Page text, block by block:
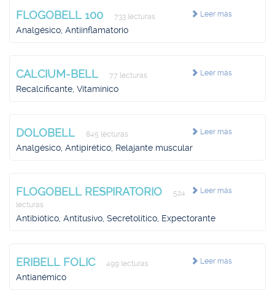
Leer más
FLOGOBELL 100 733 lecturas
Analgésico, Antiinflamatorio
Leer más
CALCIUM-BELL 77 lecturas
Recalcificante, Vitamínico
Leer más
DOLOBELL 845 lecturas
Analgésico, Antipirético, Relajante muscular
Leer más
FLOGOBELL RESPIRATORIO
524
lecturas
Antibiótico, Antitusivo, Secretolítico, Expectorante
Leer más
ERIBELL FOLIC 499 lecturas
Antianémico